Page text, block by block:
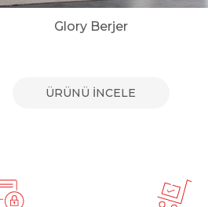
Glory Berjer
ÜRÜNÜ İNCELE